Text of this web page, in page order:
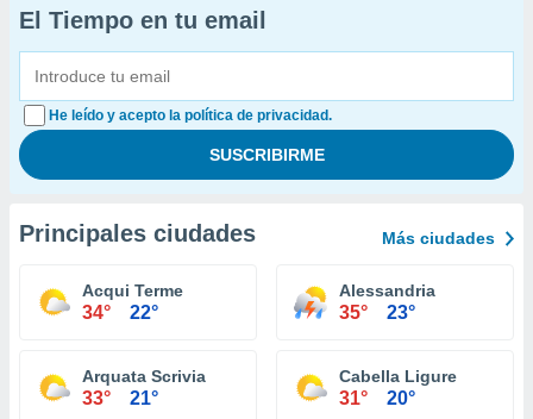
El Tiempo en tu email
He leído y acepto la política de privacidad.
Principales ciudades Más ciudades
Acqui Terme
34° 22°
Alessandria
35° 23°
Arquata Scrivia
33° 21°
Cabella Ligure
31° 20°